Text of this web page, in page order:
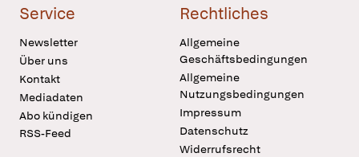
Service
Newsletter
Über uns
Kontakt
Mediadaten
Abo kündigen
RSS-Feed
Rechtliches
Allgemeine
Geschäftsbedingungen
Allgemeine
Nutzungsbedingungen
Impressum
Datenschutz
Widerrufsrecht